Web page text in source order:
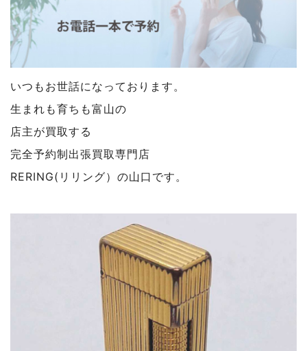
いつもお世話になっております。
生まれも育ちも富山の
店主が買取する
完全予約制出張買取専門店
RERING(リリング）の山口です。